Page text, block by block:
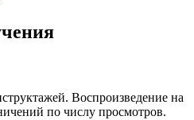
Воспроизведение на
по числу просмотров.